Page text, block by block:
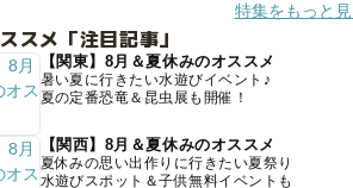
特集をもっと見
スメ「注目記事」
【関東】8月＆夏休みのオススメ
暑い夏に行きたい水遊びイベント♪
夏の定番恐竜＆昆虫展も開催！
【関西】8月＆夏休みのオススメ
夏休みの思い出作りに行きたい夏祭り
水遊びスポット＆子供無料イベントも